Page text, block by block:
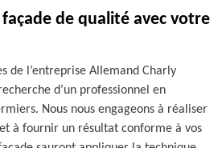
de qualité avec votre
de l’entreprise Allemand Charly
d’un professionnel en
Nous nous engageons à réaliser
à fournir un résultat conforme à vos